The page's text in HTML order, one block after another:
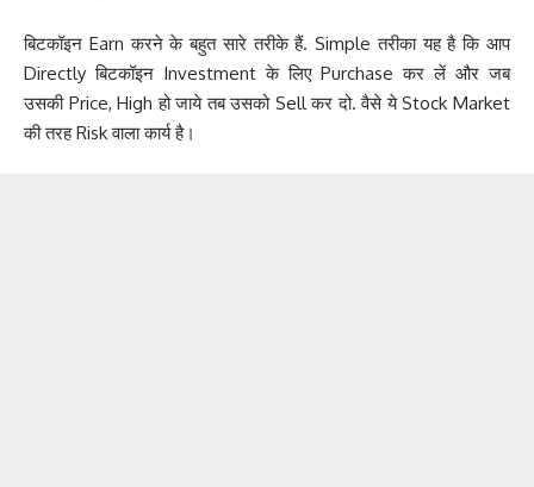
बिटकॉइन Earn करने के बहुत सारे तरीके हैं. Simple तरीका यह है कि आप
Directly बिटकॉइन Investment के लिए Purchase कर लें और जब
उसकी Price, High हो जाये तब उसको Sell कर दो. वैसे ये Stock Market
की तरह Risk वाला कार्य है।